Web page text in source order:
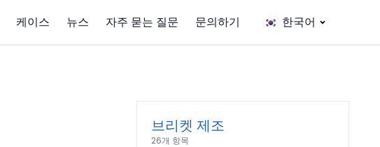
케이스 뉴스 자주 묻는 질문 문의하기 한국어
브리켓 제조
26개 항목